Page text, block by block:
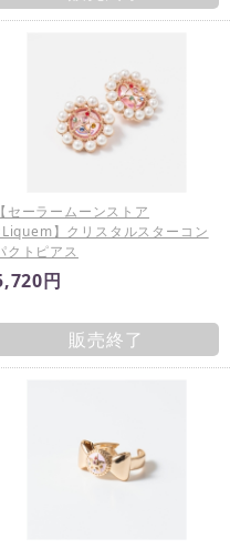
【セーラームーンストア
】クリスタルスターコン
クトピアス
円
販売終了